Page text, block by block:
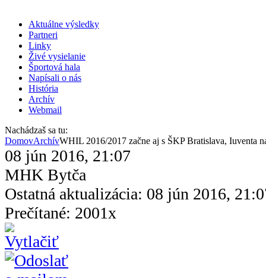
Aktuálne výsledky
Partneri
Linky
Živé vysielanie
Športová hala
Napísali o nás
História
Archív
Webmail
Nachádzaš sa tu:
DomovArchívWHIL 2016/2017 začne aj s ŠKP Bratislava, Iuventa
08 jún 2016, 21:07
MHK Bytča
Ostatná aktualizácia: 08 jún 2016,
Prečítané: 2001x